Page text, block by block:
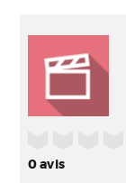
0avis